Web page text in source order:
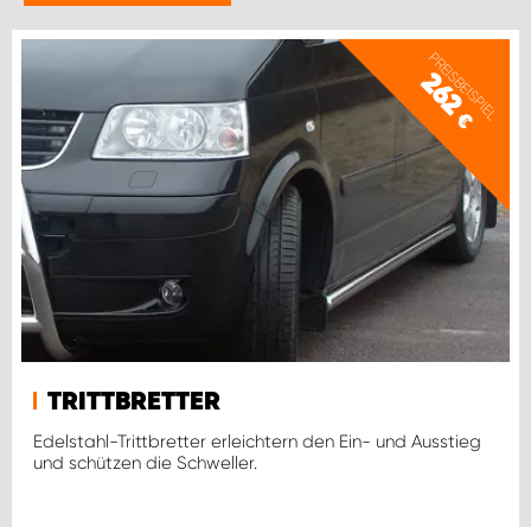
PREISBEISPIEL
262
€
TRITTBRETTER
Edelstahl-Trittbretter erleichtern den Ein- und Ausstieg
und schützen die Schweller.